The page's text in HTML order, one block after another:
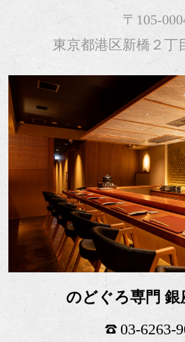
〒105-
東京都港区新橋２丁
のどぐろ専門 銀
03-6263-